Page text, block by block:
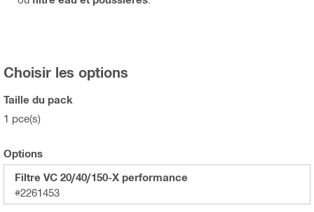
Choisir les options
Taille du pack
1 pce(s)
Options
Filtre VC 20/40/150-X performance
#2261453